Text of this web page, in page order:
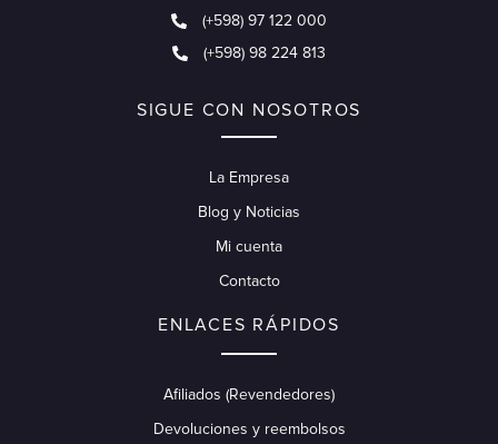
(+598) 97 122 000
(+598) 98 224 813
SIGUE CON NOSOTROS
La Empresa
Blog y Noticias
Mi cuenta
Contacto
ENLACES RÁPIDOS
Afiliados (Revendedores)
Devoluciones y reembolsos